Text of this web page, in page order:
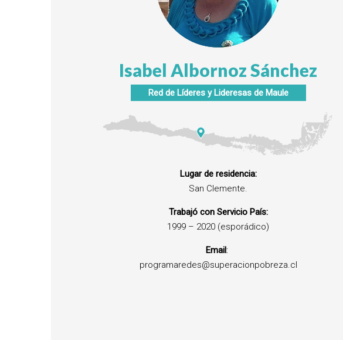
Isabel Albornoz Sánchez
Red de Líderes y Lideresas de Maule
Lugar de residencia:
San Clemente.
Trabajó con Servicio País:
1999 – 2020 (esporádico)
Email:
programaredes@superacionpobreza.cl